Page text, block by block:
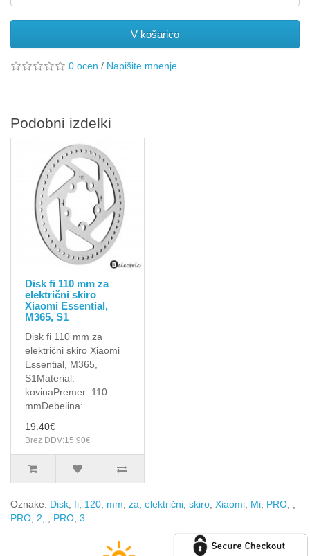
V košarico
0 ocen / Napišite mnenje
Podobni izdelki
Disk fi 110 mm za
električni skiro
Xiaomi Essential,
M365, S1
Disk fi 110 mm za
električni skiro Xiaomi
Essential, M365,
S1Material:
kovinaPremer: 110
mmDebelina:..
19.40€
Brez DDV:15.90€
Oznake: Disk fi 120 mm za električni skiro Xiaomi Mi PRO
PRO 2 PRO 3